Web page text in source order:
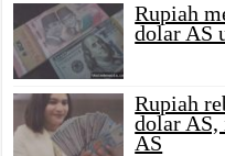
Rupiah
dolar AS
Rupiah
dolar
AS